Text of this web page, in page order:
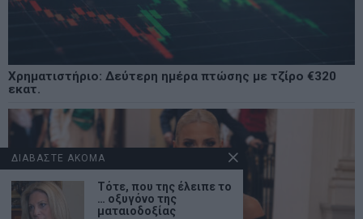
Χρηματιστήριο: Δεύτερη ημέρα πτώσης με τζίρο €320
εκατ.
ΔΙΑΒΑΣΤΕ ΑΚΟΜΑ
Τότε, που της έλειπε το
… οξυγόνο της
ματαιοδοξίας